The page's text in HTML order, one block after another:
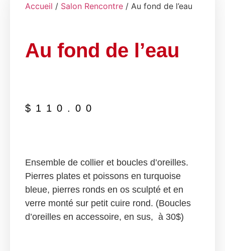
Accueil / Salon Rencontre / Au fond de l’eau
Au fond de l’eau
$ 110.00
Ensemble de collier et boucles d’oreilles.
Pierres plates et poissons en turquoise
bleue, pierres ronds en os sculpté et en
verre monté sur petit cuire rond. (Boucles
d’oreilles en accessoire, en sus, à 30$)